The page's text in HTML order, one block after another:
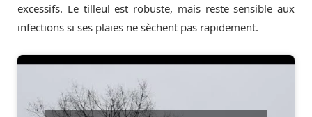
excessifs. Le tilleul est robuste, mais reste sensible aux
infections si ses plaies ne sèchent pas rapidement.